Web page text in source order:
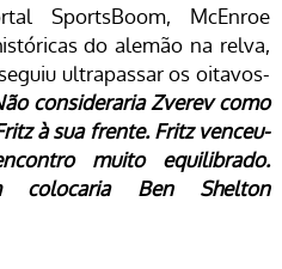
SportsBoom, McEnroe
do alemão na relva,
ultrapassar os oitavos-
consideraria Zverev como
à sua frente. Fritz venceu-
muito equilibrado.
colocaria Ben Shelton